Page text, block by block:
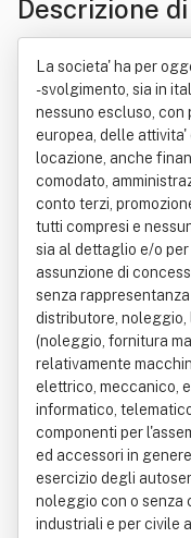
Descrizione
mplificata
La societa' ha per
- svolgimento, sia in
nessuno escluso,
europea, delle attivita'
locazione, anche
comodato,
conto terzi,
tutti compresi e
sia al dettaglio e/o
assunzione di
senza
distributore,
(noleggio, fornitura
relativamente
elettrico, meccanico,
informatico,
componenti per
ed accessori in
esercizio degli
noleggio con o senza
industriali e per civile